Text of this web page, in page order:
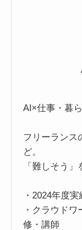
AI×仕事・暮
フリーランス
ど。
「難しそう
・2024年度
・クラウド
修・講師